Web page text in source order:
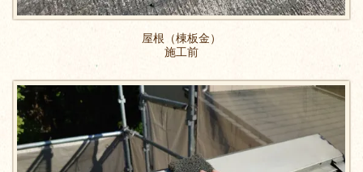
屋根（棟板金）
施工前